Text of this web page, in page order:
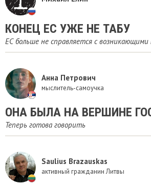
КОНЕЦ ЕС УЖЕ НЕ ТАБУ
ЕС больше не справляется с
Анна Петрович
мыслитель-самоучка
ОНА БЫЛА НА ВЕРШИНЕ
Теперь готова говорить
Saulius Brazauskas
активный гражданин Литвы